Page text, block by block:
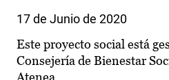
17 de Junio de 2020
Este proyecto social está
Consejería de Bienestar
Atenea